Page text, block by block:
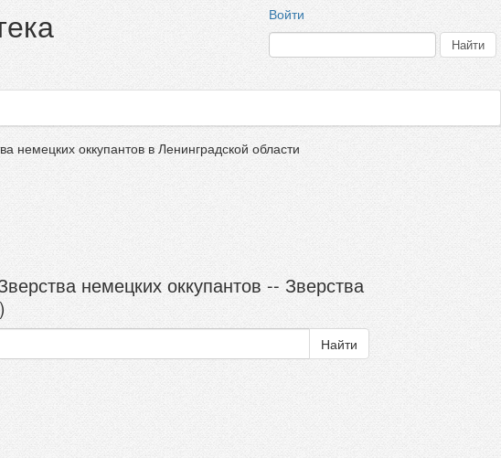
Войти
немецких оккупантов в Ленинградской области
немецких оккупантов -- Зверства